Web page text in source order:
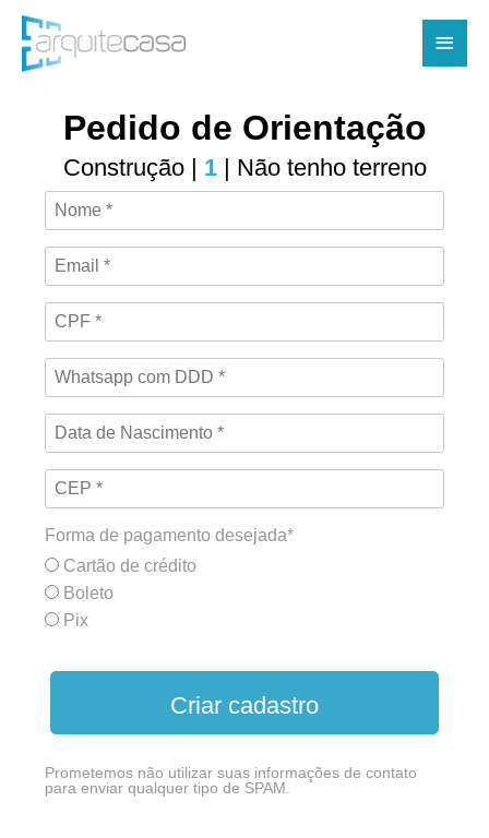
para
Pedido de Orientação
Construção | 1| Não tenho terreno
Forma de pagamento desejada*
Cartão de crédito
Boleto
Pix
Criar cadastro
Prometemos não utilizar suas informações de contato
para enviar qualquer tipo de SPAM.